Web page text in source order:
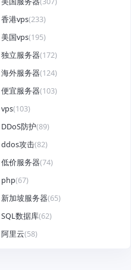
香港vps(233)
美国vps(195)
独立服务器(172)
海外服务器(124)
便宜服务器(103)
vps(103)
DDoS防护(89)
ddos攻击(82)
低价服务器(74)
php(67)
新加坡服务器(65)
SQL数据库(62)
阿里云(58)